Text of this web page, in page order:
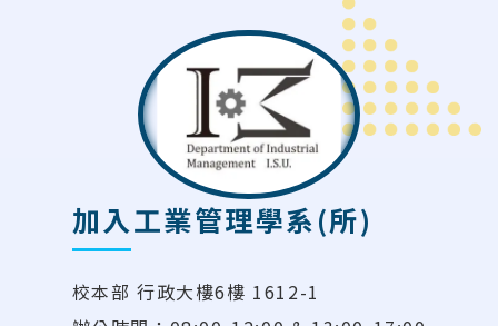
加入工業管理學系(所)
校本部 行政大樓6樓 1612-1